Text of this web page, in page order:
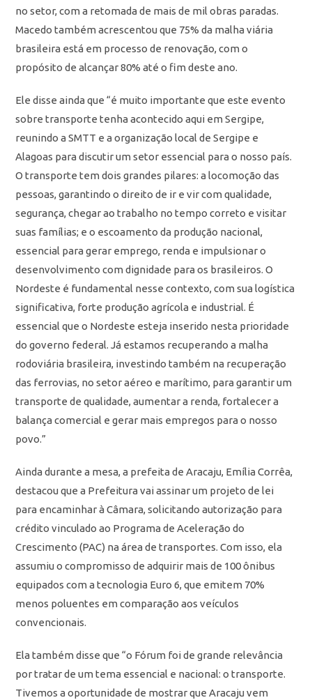
no setor, com a retomada de mais de mil obras paradas.
Macedo também acrescentou que 75% da malha viária
brasileira está em processo de renovação, com o
propósito de alcançar 80% até o fim deste ano.
Ele disse ainda que “é muito importante que este evento
sobre transporte tenha acontecido aqui em Sergipe,
reunindo a SMTT e a organização local de Sergipe e
Alagoas para discutir um setor essencial para o nosso país.
O transporte tem dois grandes pilares: a locomoção das
pessoas, garantindo o direito de ir e vir com qualidade,
segurança, chegar ao trabalho no tempo correto e visitar
suas famílias; e o escoamento da produção nacional,
essencial para gerar emprego, renda e impulsionar o
desenvolvimento com dignidade para os brasileiros. O
Nordeste é fundamental nesse contexto, com sua logística
significativa, forte produção agrícola e industrial. É
essencial que o Nordeste esteja inserido nesta prioridade
do governo federal. Já estamos recuperando a malha
rodoviária brasileira, investindo também na recuperação
das ferrovias, no setor aéreo e marítimo, para garantir um
transporte de qualidade, aumentar a renda, fortalecer a
balança comercial e gerar mais empregos para o nosso
povo.”
Ainda durante a mesa, a prefeita de Aracaju, Emília Corrêa,
destacou que a Prefeitura vai assinar um projeto de lei
para encaminhar à Câmara, solicitando autorização para
crédito vinculado ao Programa de Aceleração do
Crescimento (PAC) na área de transportes. Com isso, ela
assumiu o compromisso de adquirir mais de 100 ônibus
equipados com a tecnologia Euro 6, que emitem 70%
menos poluentes em comparação aos veículos
convencionais.
Ela também disse que “o Fórum foi de grande relevância
por tratar de um tema essencial e nacional: o transporte.
Tivemos a oportunidade de mostrar que Aracaju vem